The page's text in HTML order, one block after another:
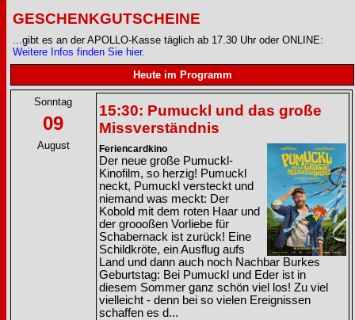
GESCHENKGUTSCHEINE
...gibt es an der APOLLO-Kasse täglich ab 17.30 Uhr oder ONLINE:
Weitere Infos finden Sie hier.
Heute im Programm
Sonntag
09
August
15:30: Pumuckl und das große
Missverständnis
Feriencardkino
Der neue große Pumuckl-
Kinofilm, so herzig! Pumuckl
neckt, Pumuckl versteckt und
niemand was meckt: Der
Kobold mit dem roten Haar und
der groooßen Vorliebe für
Schabernack ist zurück! Eine
Schildkröte, ein Ausflug aufs
Land und dann auch noch Nachbar Burkes
Geburtstag: Bei Pumuckl und Eder ist in
diesem Sommer ganz schön viel los! Zu viel
vielleicht - denn bei so vielen Ereignissen
schaffen es d...